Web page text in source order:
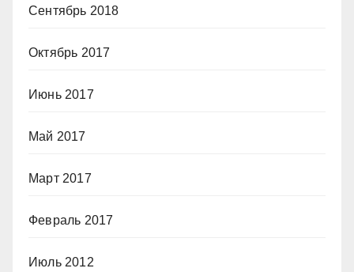
Сентябрь 2018
Октябрь 2017
Июнь 2017
Май 2017
Март 2017
Февраль 2017
Июль 2012